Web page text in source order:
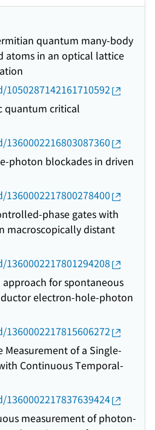
quantum many-body
atoms in an optical lattice
quantum critical
photon blockades in driven
phase gates with
macroscopically distant
for spontaneous
electron-hole-photon
Measurement of a Single-
Continuous Temporal-
measurement of photon-